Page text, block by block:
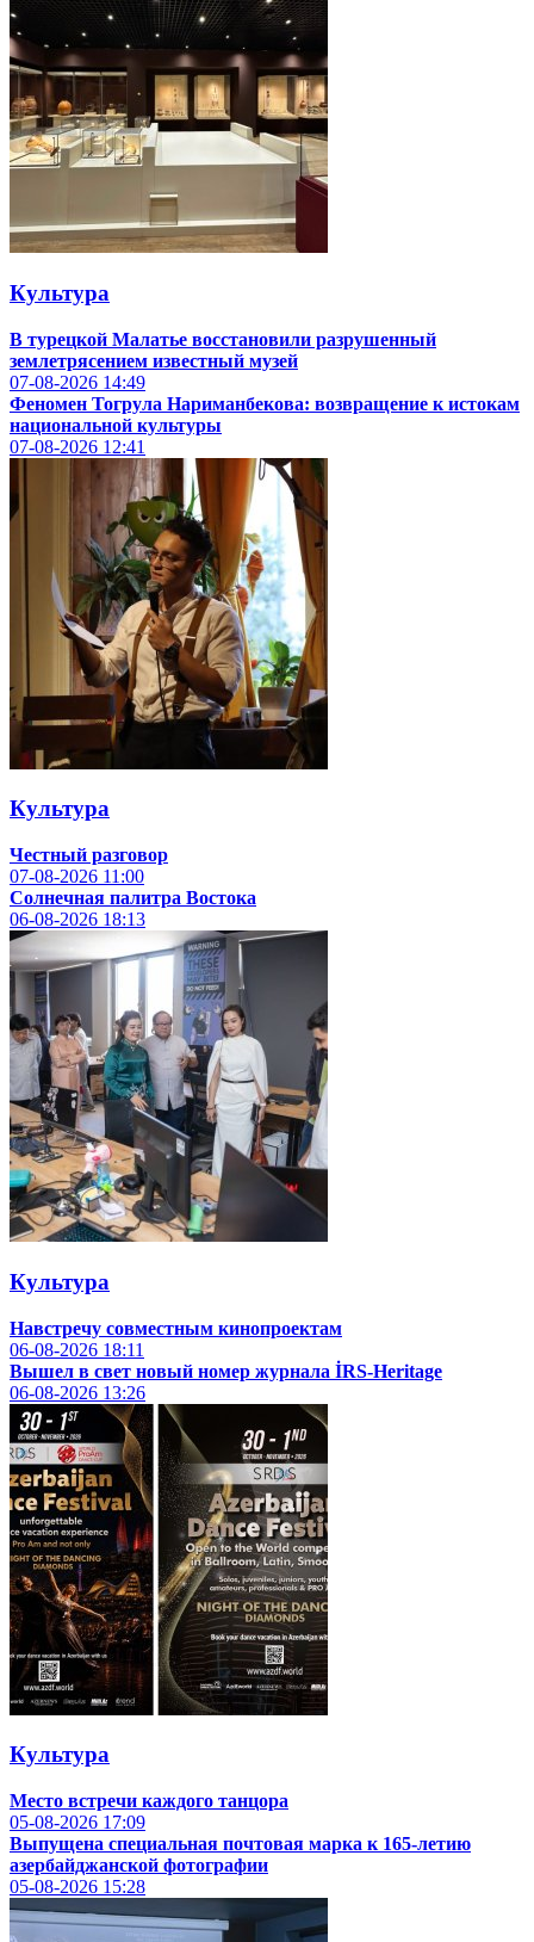
Культура
В турецкой Малатье восстановили разрушенный
землетрясением известный музей
07-08-2026 14:49
Феномен Тогрула Нариманбекова: возвращение к истокам
национальной культуры
07-08-2026 12:41
Культура
Честный разговор
07-08-2026 11:00
Солнечная палитра Востока
06-08-2026 18:13
Культура
Навстречу совместным кинопроектам
06-08-2026 18:11
Вышел в свет новый номер журнала İRS-Heritage
06-08-2026 13:26
Культура
Место встречи каждого танцора
05-08-2026 17:09
Выпущена специальная почтовая марка к 165-летию
азербайджанской фотографии
05-08-2026 15:28